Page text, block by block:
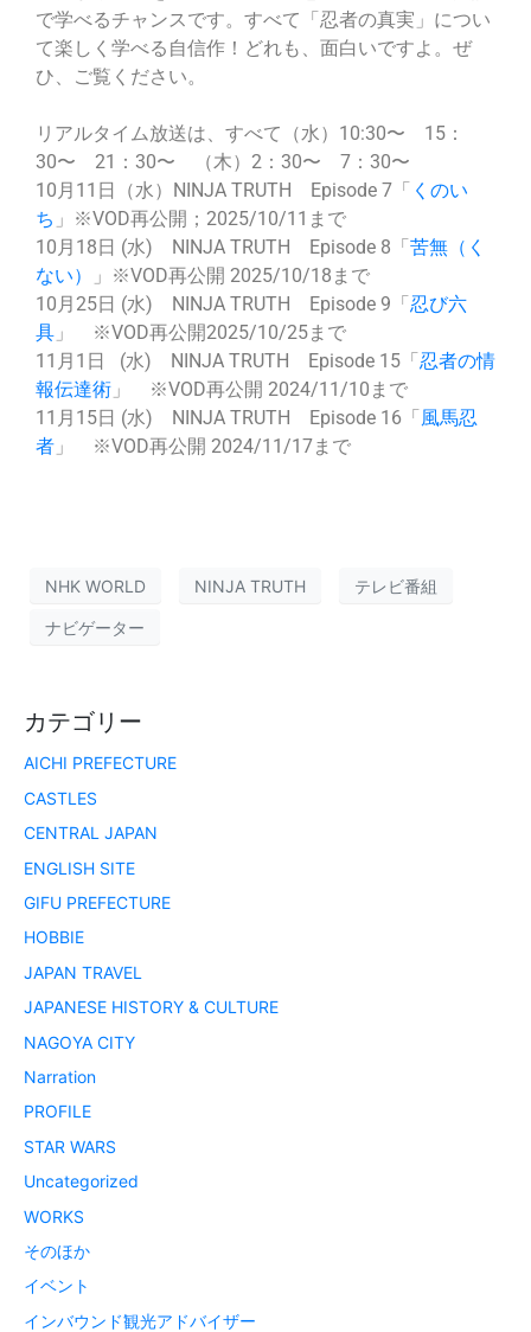
で学べるチャンスです。すべて「忍者の真実」につい
て楽しく学べる自信作！どれも、面白いですよ。ぜ
ひ、ご覧ください。
リアルタイム放送は、すべて（水）10:30〜 15：
30〜 21：30〜 （木）2：30〜 7：30〜
10月11日（水）NINJA TRUTH Episode 7「 くのい
ち 」※VOD再公開；2025/10/11まで
10月18日 (水) NINJA TRUTH Episode 8「 苦無（く
ない）
」※VOD再公開 2025/10/18まで
10月25日 (水) NINJA TRUTH Episode 9「 忍び六
具 」 ※VOD再公開2025/10/25まで
11月1日 (水) NINJA TRUTH Episode 15「 忍者の情
報伝達術 」 ※VOD再公開 2024/11/10まで
11月15日 (水) NINJA TRUTH Episode 16「 風馬忍
者 」 ※VOD再公開 2024/11/17まで
NHK WORLD NINJA TRUTH テレビ番組
ナビゲーター
カテゴリー
AICHI PREFECTURE
CASTLES
CENTRAL JAPAN
ENGLISH SITE
GIFU PREFECTURE
HOBBIE
JAPAN TRAVEL
JAPANESE HISTORY & CULTURE
NAGOYA CITY
Narration
PROFILE
STAR WARS
Uncategorized
WORKS
そのほか
イベント
インバウンド観光アドバイザー